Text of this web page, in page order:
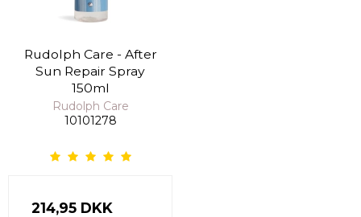
Rudolph Care - After
Sun Repair Spray
150ml
Rudolph Care
10101278
214,95 DKK